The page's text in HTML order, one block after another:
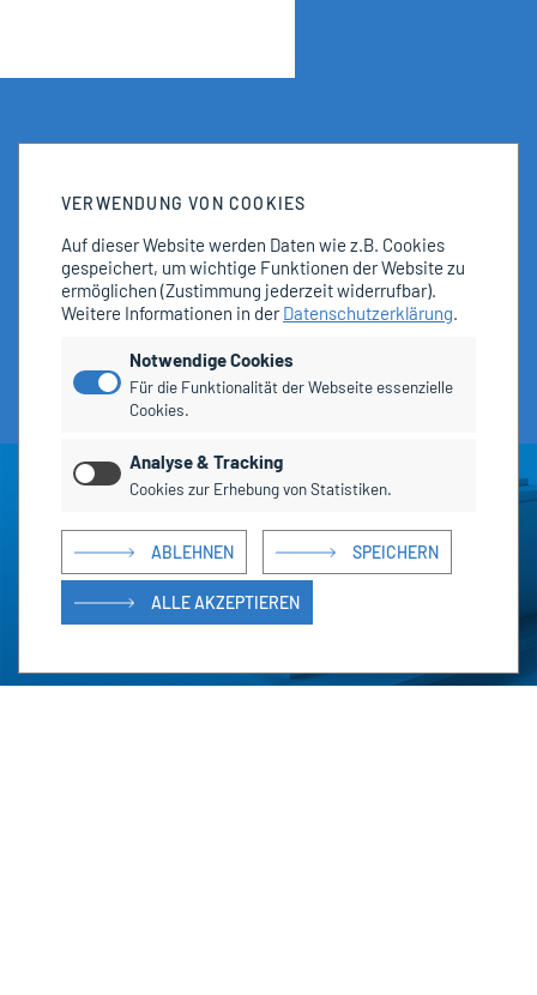
VERWENDUNG VON COOKIES
Auf dieser Website werden Daten wie z.B. Cookies
gespeichert, um wichtige Funktionen der Website zu
ermöglichen (Zustimmung jederzeit widerrufbar).
Weitere Informationen in derDatenschutzerklärung.
Notwendige Cookies
Für die Funktionalität der Webseite essenzielle
Cookies.
Analyse & Tracking
Cookies zur Erhebung von Statistiken.
ABLEHNEN SPEICHERN
ALLE AKZEPTIEREN